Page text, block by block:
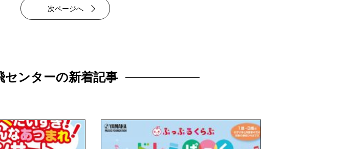
次ページへ
センターの新着記事